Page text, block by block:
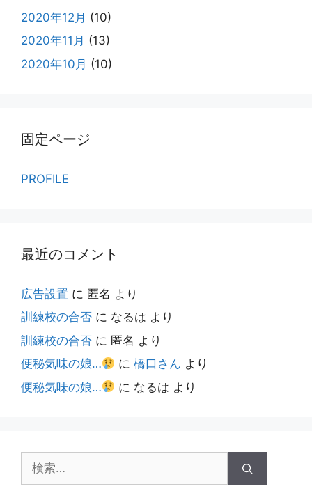
2020年12月 (10)
2020年11月 (13)
2020年10月 (10)
固定ページ
PROFILE
最近のコメント
広告設置 に 匿名 より
訓練校の合否 に なるは より
訓練校の合否 に 匿名 より
便秘気味の娘…
に橋口さん より
便秘気味の娘…
に なるは より
索: